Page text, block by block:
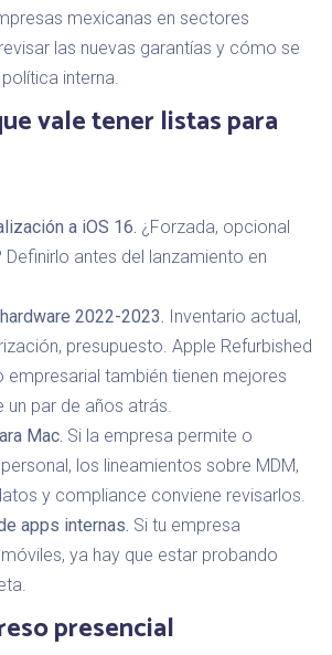
mexicanas en sectores
las nuevas garantías y cómo se
interna.
vale tener listas para
a iOS 16. ¿Forzada, opcional
Definirlo antes del lanzamiento en
2022-2023. Inventario actual,
presupuesto. Apple Refurbished
empresarial también tienen mejores
par de años atrás.
Mac. Si la empresa permite o
los lineamientos sobre MDM,
y compliance conviene revisarlos.
apps internas. Si tu empresa
ya hay que estar probando
presencial